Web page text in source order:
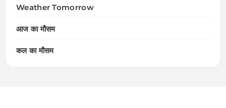
Weather Tomorrow
आज का मौसम
कल का मौसम